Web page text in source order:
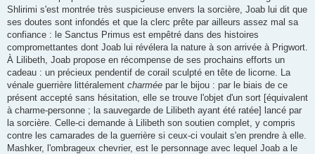
Shlirimi s'est montrée très suspicieuse envers la sorcière, Joab lui dit que
ses doutes sont infondés et que la clerc prête par ailleurs assez mal sa
confiance : le Sanctus Primus est empêtré dans des histoires
compromettantes dont Joab lui révélera la nature à son arrivée à Prigwort.
À Lilibeth, Joab propose en récompense de ses prochains efforts un
cadeau : un précieux pendentif de corail sculpté en tête de licorne. La
vénale guerrière littéralement charmée par le bijou : par le biais de ce
présent accepté sans hésitation, elle se trouve l'objet d'un sort [équivalent
à charme-personne ; la sauvegarde de Lilibeth ayant été ratée] lancé par
la sorcière. Celle-ci demande à Lilibeth son soutien complet, y compris
contre les camarades de la guerrière si ceux-ci voulait s'en prendre à elle.
Mashker, l'ombrageux chevrier, est le personnage avec lequel Joab a le